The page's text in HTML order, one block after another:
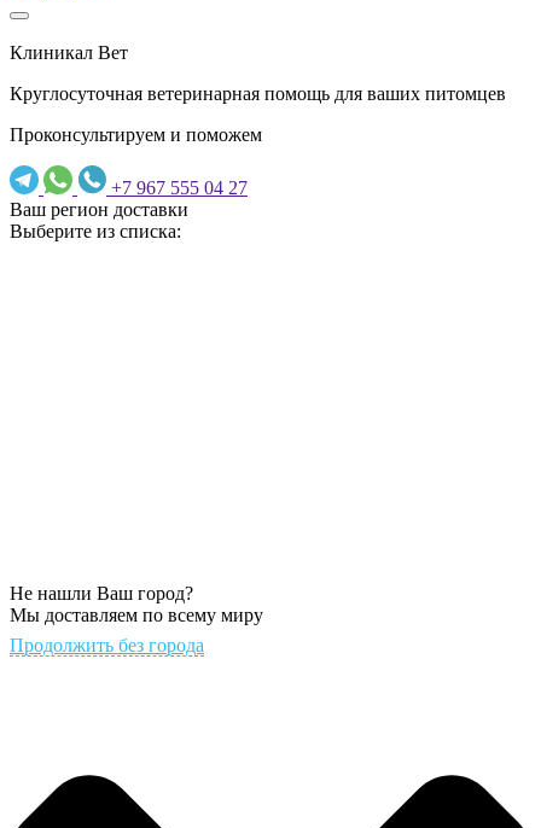
Клиникал Вет
Круглосуточная ветеринарная помощь для ваших питомцев
Проконсультируем и поможем
+7 967 555 04 27
Ваш регион доставки
Выберите из списка:
Не нашли Ваш город?
Мы доставляем по всему миру
Продолжить без города